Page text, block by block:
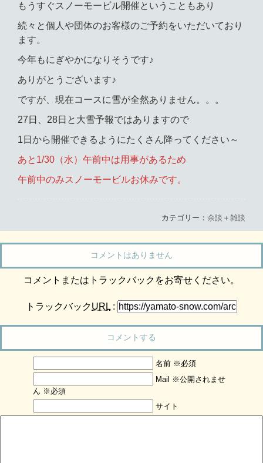
もうすぐスノーモービル開催ということもあり
続々と個人や団体のお客様のご予約をいただいており
ます。
今年もにぎやかになりそうです♪
ありがとうございます♪
ですが、現在コースに雪が全然ありません。。。
27日、28日と大雪予報ではありますので
1日から開催できるようにたくさん降ってください～
あと1/30（水）午前中は用事があるため
午前中のみスノーモービルお休みです。
カテゴリー： 余談＋雑談
コメントはありません
コメントまたはトラックバックをお寄せください。
トラックバックURL :
コメントする
名前 ※必須
Mail ※公開されませ
ん ※必須
サイト